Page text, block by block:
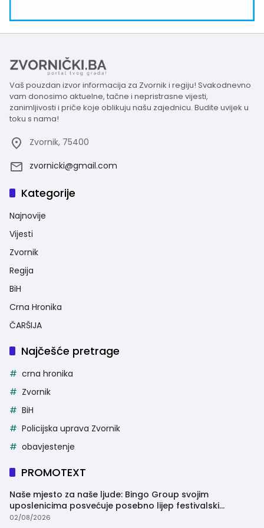
Vaš pouzdan izvor informacija za Zvornik i regiju! Svakodnevno
vam donosimo aktuelne, tačne i nepristrasne vijesti,
zanimljivosti i priče koje oblikuju našu zajednicu. Budite uvijek u
toku s nama!
Zvornik, 75400
zvornicki@gmail.com
Kategorije
Najnovije
Vijesti
Zvornik
Regija
BiH
Crna Hronika
ČARŠIJA
Najčešće pretrage
crna hronika
Zvornik
BiH
Policijska uprava Zvornik
obavjestenje
PROMOTEXT
Naše mjesto za naše ljude: Bingo Group svojim
uposlenicima posvećuje posebno lijep festivalski
trenutak
02/08/2026